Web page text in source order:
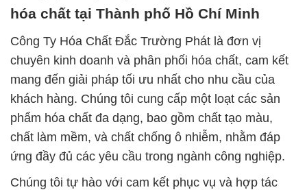
hóa chất tại Thành phố Hồ Chí Minh
Công Ty Hóa Chất Đắc Trường Phát là đơn vị
chuyên kinh doanh và phân phối hóa chất, cam kết
mang đến giải pháp tối ưu nhất cho nhu cầu của
khách hàng. Chúng tôi cung cấp một loạt các sản
phẩm hóa chất đa dạng, bao gồm chất tạo màu,
chất làm mềm, và chất chống ô nhiễm, nhằm đáp
ứng đầy đủ các yêu cầu trong ngành công nghiệp.
Chúng tôi tự hào với cam kết phục vụ và hợp tác